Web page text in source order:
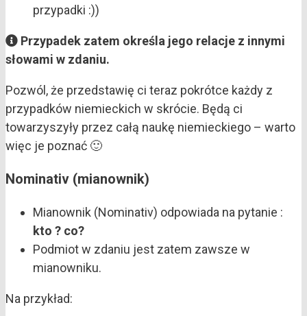
przypadki :))
Przypadek zatem określa jego relacje z innymi
słowami w zdaniu.
Pozwól, że przedstawię ci teraz pokrótce każdy z
przypadków niemieckich w skrócie. Będą ci
towarzyszyły przez całą naukę niemieckiego – warto
więc je poznać 🙂
Nominativ (mianownik)
Mianownik (Nominativ) odpowiada na pytanie :
kto ? co?
Podmiot w zdaniu jest zatem zawsze w
mianowniku.
Na przykład: